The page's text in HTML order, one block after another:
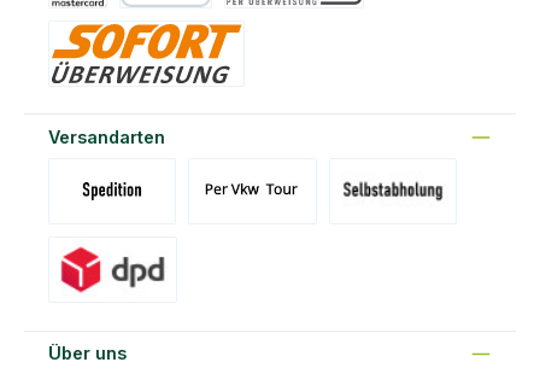
Versandarten
Über uns